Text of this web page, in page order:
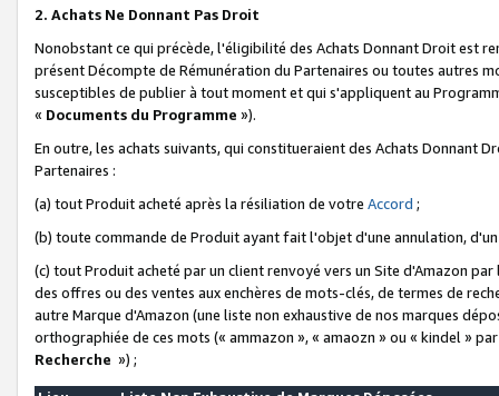
2. Achats Ne Donnant Pas Droit
Nonobstant ce qui précède, l'éligibilité des Achats Donnant Droit est
présent Décompte de Rémunération du Partenaires ou toutes autres
susceptibles de publier à tout moment et qui s'appliquent au
« Documents du Programme »).
En outre, les achats suivants, qui constitueraient des Achats Donnant
Partenaires :
(a) tout Produit acheté après la résiliation de votre Accord ;
(b) toute commande de Produit ayant fait l'objet d'une annulation,
(c) tout Produit acheté par un client renvoyé vers un Site d'Amazon
des offres ou des ventes aux enchères de mots-clés, de termes de
autre Marque d'Amazon (une liste non exhaustive de nos marques
orthographiée de ces mots (« ammazon », « amaozn » ou « kindel »
Recherche ») ;